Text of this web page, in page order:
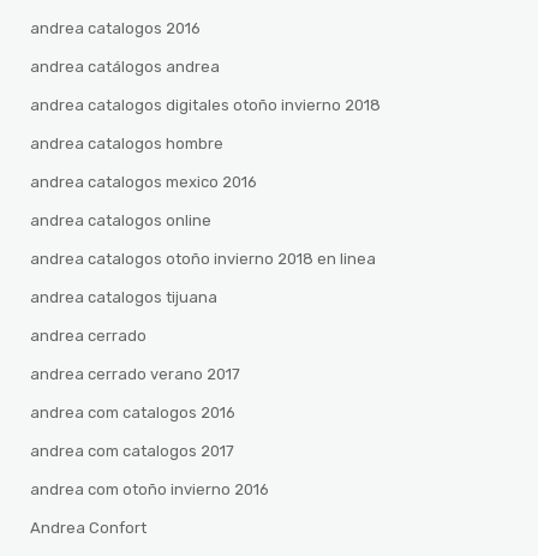
andrea catalogos 2016
andrea catálogos andrea
andrea catalogos digitales otoño invierno 2018
andrea catalogos hombre
andrea catalogos mexico 2016
andrea catalogos online
andrea catalogos otoño invierno 2018 en linea
andrea catalogos tijuana
andrea cerrado
andrea cerrado verano 2017
andrea com catalogos 2016
andrea com catalogos 2017
andrea com otoño invierno 2016
Andrea Confort